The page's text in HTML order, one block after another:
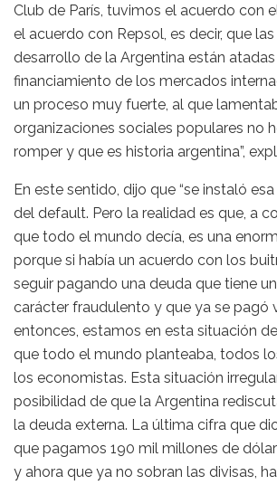
Club de París, tuvimos el acuerdo con
el acuerdo con Repsol, es decir, que
desarrollo de la Argentina están
financiamiento de los mercados
un proceso muy fuerte, al que
organizaciones sociales populares no
romper y que es historia argentina”,
En este sentido, dijo que “se instaló
del default. Pero la realidad es que, a
que todo el mundo decía, es una
porque si había un acuerdo con los
seguir pagando una deuda que tiene
carácter fraudulento y que ya se pagó
entonces, estamos en esta situación
que todo el mundo planteaba, todos
los economistas. Esta situación
posibilidad de que la Argentina
la deuda externa. La última cifra que
que pagamos 190 mil millones de
y ahora que ya no sobran las divisas,